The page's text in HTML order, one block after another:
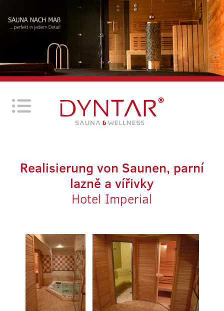
Realisierung von Saunen, parní
lazně a vířivky
Hotel Imperial